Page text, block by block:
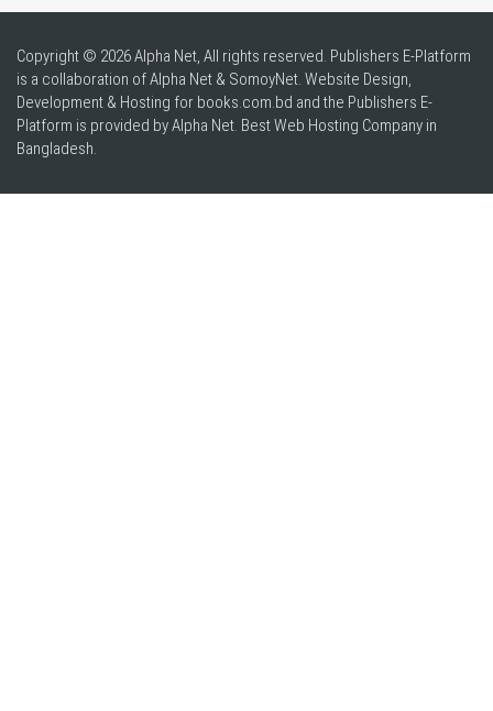
Copyright © 2026 Alpha Net, All rights reserved. Publishers E-Platform
is a collaboration of Alpha Net & SomoyNet. Website Design,
Development & Hosting for books.com.bd and the Publishers E-
Platform is provided by Alpha Net. BestWeb Hosting Company in
Bangladesh.